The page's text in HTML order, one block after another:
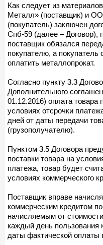
Как следует из
Металл» (поставщик) и
(покупатель) заключен
Спб-59 (далее – Договор),
поставщик обязался
покупателю, а покупатель
оплатить металлопрокат.
Согласно пункту 3.3
Дополнительного
01.12.2016) оплата товара
условиях отсрочки
дней от даты передачи
(грузополучателю).
Пунктом 3.5 Договора
поставки товара на
платежа, товар будет
условиях коммерческого
Поставщик вправе
коммерческим кредитом
начисляемым от
каждый день пользования
даты фактической оплаты